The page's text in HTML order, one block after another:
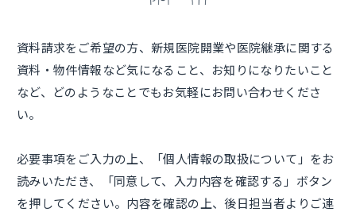
資料請求をご希望の方、新規医院開業や医院継承に関する
資料・物件情報など気になること、お知りになりたいこと
など、どのようなことでもお気軽にお問い合わせくださ
い。
必要事項をご入力の上、「個人情報の取扱について」をお
読みいただき、「同意して、入力内容を確認する」ボタン
を押してください。内容を確認の上、後日担当者よりご連